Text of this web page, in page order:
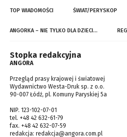
TOP WIADOMOŚCI ŚWIAT/PERYSKOP
ANGORKA – NIE TYLKO DLA DZIECI…
Stopka redakcyjna
ANGORA
Przegląd prasy krajowej i światowej
Wydawnictwo Westa-Druk sp. z o.o.
90-007 Łódź, pl. Komuny Paryskiej 5a
NIP. 123-102-07-01
tel. +48 42 632-61-79
fax. +48 42 632-07-59
redakcja: redakcja@angora.com.pl